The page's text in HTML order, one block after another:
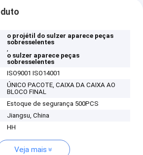
o projétil do sulzer aparece peças
sobresselentes
,
o sulzer aparece peças
sobresselentes
ISO9001 ISO14001
ÚNICO PACOTE, CAIXA DA CAIXA AO
BLOCO FINAL
Estoque de segurança 500PCS
Jiangsu, China
HH
Veja mais